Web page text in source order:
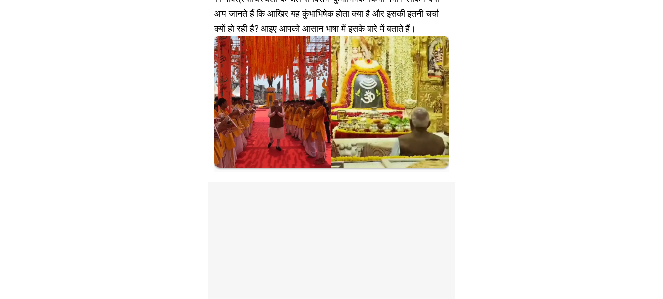
आप जानते हैं कि आखिर यह कुंभाभिषेक होता क्या है और इसकी इतनी चर्चा
क्यों हो रही है? आइए आपको आसान भाषा में इसके बारे में बताते हैं।